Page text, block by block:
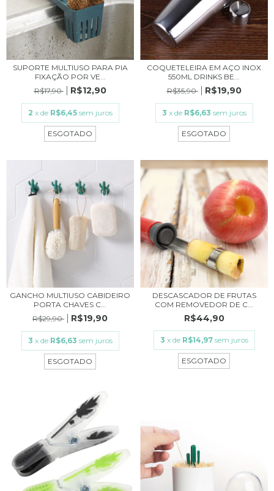
SUPORTE MULTIUSO PARA PIA
FIXAÇÃO POR VE...
R$17,90
R$12,90
2 x de R$6,45 sem juros
ESGOTADO
COQUETELEIRA EM AÇO INOX
550ML DRINKS BE...
R$35,90
R$19,90
3 x de R$6,63 sem juros
ESGOTADO
GANCHO MULTIUSO CABIDEIRO
PORTA CHAVES C...
R$29,90
R$19,90
3 x de R$6,63 sem juros
ESGOTADO
DESCASCADOR DE FRUTAS
COM REMOVEDOR DE C...
R$44,90
3 x de R$14,97 sem juros
ESGOTADO